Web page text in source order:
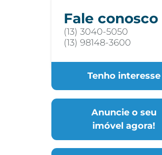
Fale conosco
(13) 3040-5050
(13) 98148-3600
Tenho interesse
Anuncie o seu
imóvel agora!